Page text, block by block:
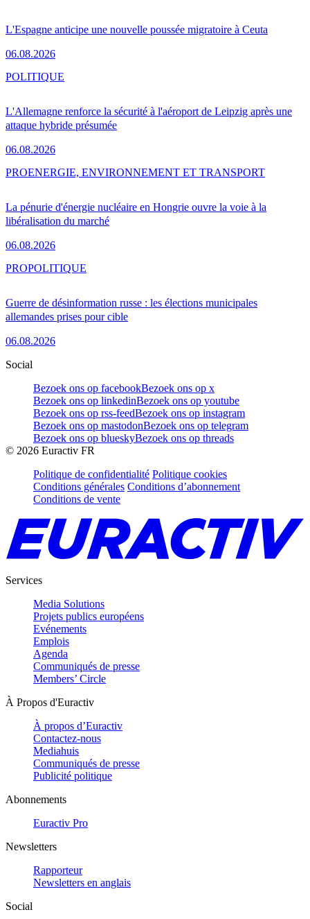
L'Espagne anticipe une nouvelle poussée migratoire à Ceuta
06.08.2026
L'Allemagne renforce la sécurité à l'aéroport de Leipzig après une
attaque hybride présumée
06.08.2026
POLITIQUE
La pénurie d'énergie nucléaire en Hongrie ouvre la voie à la
libéralisation du marché
06.08.2026
PROENERGIE, ENVIRONNEMENT ET TRANSPORT
Guerre de désinformation russe : les élections municipales
allemandes prises pour cible
06.08.2026
PROPOLITIQUE
Social
Bezoek ons op facebookBezoek ons op x
Bezoek ons op linkedinBezoek ons op youtube
Bezoek ons op rss-feedBezoek ons op instagram
Bezoek ons op mastodonBezoek ons op telegram
Bezoek ons op blueskyBezoek ons op threads
© 2026 Euractiv FR
Politique de confidentialité Politique cookies
Conditions générales Conditions d’abonnement
Conditions de vente
Services
Media Solutions
Projets publics européens
Evénements
Emplois
Agenda
Communiqués de presse
Members’ Circle
À Propos d'Euractiv
À propos d’Euractiv
Contactez-nous
Mediahuis
Communiqués de presse
Publicité politique
Abonnements
Euractiv Pro
Newsletters
Rapporteur
Newsletters en anglais
Social